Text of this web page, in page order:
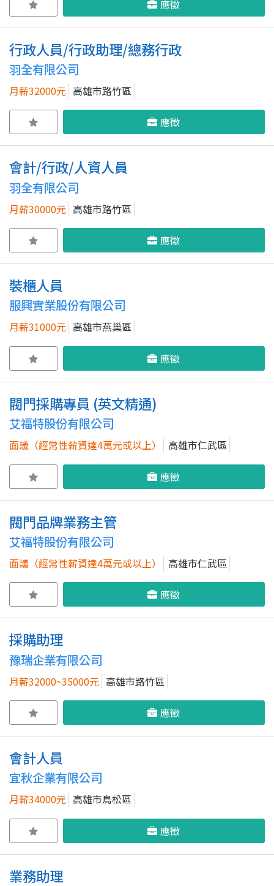
應徵
行政人員/行政助理/總務行政
羽全有限公司
月薪32000元 高雄市路竹區
應徵
會計/行政/人資人員
羽全有限公司
月薪30000元 高雄市路竹區
應徵
裝櫃人員
服興實業股份有限公司
月薪31000元 高雄市燕巢區
應徵
閥門採購專員 (英文精通)
艾福特股份有限公司
面議（經常性薪資達4萬元或以上） 高雄市仁武區
應徵
閥門品牌業務主管
艾福特股份有限公司
面議（經常性薪資達4萬元或以上） 高雄市仁武區
應徵
採購助理
豫瑞企業有限公司
月薪32000~35000元 高雄市路竹區
應徵
會計人員
宜秋企業有限公司
月薪34000元 高雄市鳥松區
應徵
業務助理